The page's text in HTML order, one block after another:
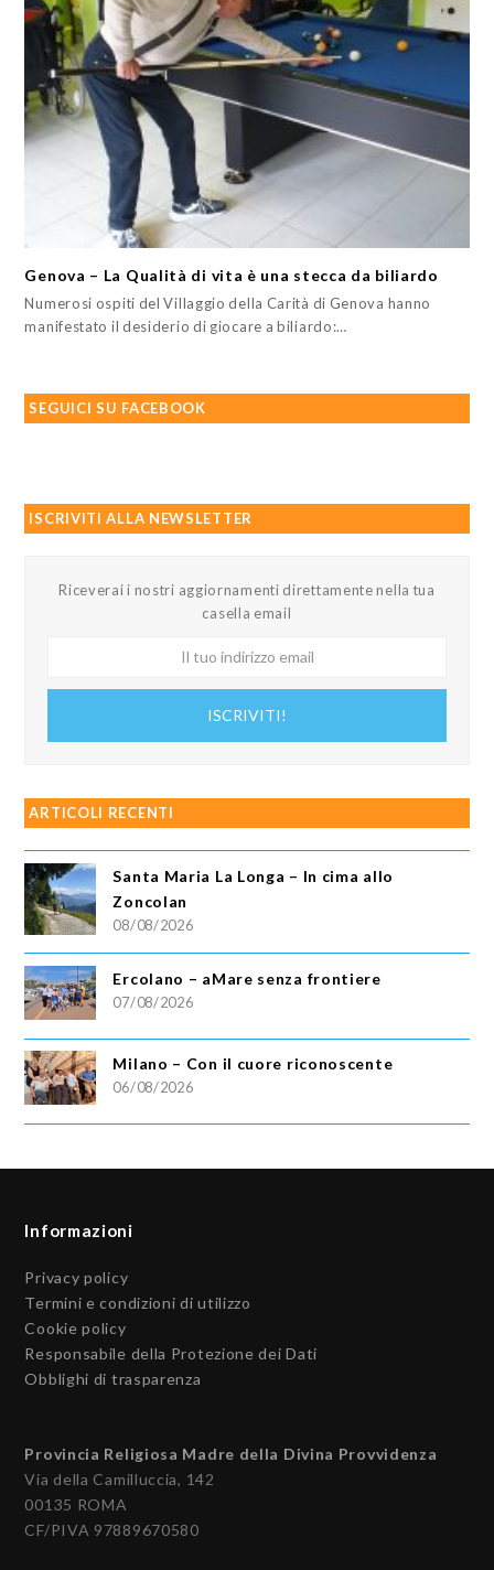
Genova – La Qualità di vita è una stecca da biliardo
Numerosi ospiti del Villaggio della Carità di Genova hanno
manifestato il desiderio di giocare a biliardo:…
SEGUICI SU FACEBOOK
ISCRIVITI ALLA NEWSLETTER
Riceverai i nostri aggiornamenti direttamente nella tua
casella email
ISCRIVITI!
ARTICOLI RECENTI
Santa Maria La Longa – In cima allo
Zoncolan
08/08/2026
Ercolano – aMare senza frontiere
07/08/2026
Milano – Con il cuore riconoscente
06/08/2026
Informazioni
Privacy policy
Termini e condizioni di utilizzo
Cookie policy
Responsabile della Protezione dei Dati
Obblighi di trasparenza
Provincia Religiosa Madre della Divina Provvidenza
Via della Camilluccia, 142
00135 ROMA
CF/PIVA 97889670580